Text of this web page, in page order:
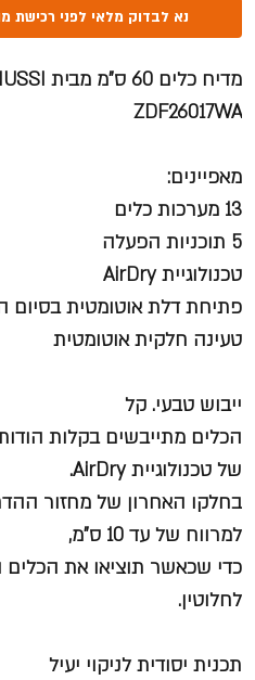
נא לבדוק מלאי לפני רכישת מוצר! - טל:
ZDF26017WA
מאפיינים:
13 מערכות כלים
5 תוכניות הפעלה
טכנולוגיית AirDry
פתיחת דלת אוטומטית בסיום
טעינה חלקית אוטומטית
ייבוש טבעי. קל
הכלים מתייבשים בקלות
של טכנולוגיית AirDry.
בחלקו האחרון של מחזור
למרווח של עד 10 ס"מ,
כדי שכאשר תוציאו את הכלים
לחלוטין.
תכנית יסודית לניקוי יעיל